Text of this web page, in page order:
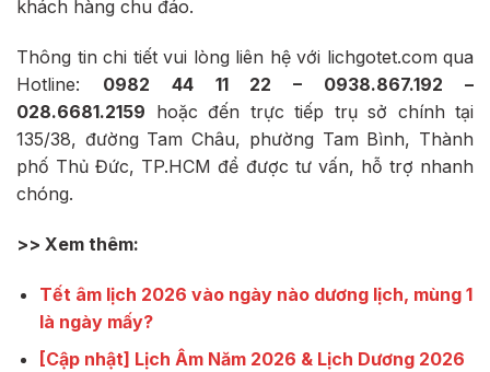
khách hàng chu đáo.
Thông tin chi tiết vui lòng liên hệ với lichgotet.com qua
Hotline: 0982 44 11 22 – 0938.867.192 –
028.6681.2159 hoặc đến trực tiếp trụ sở chính tại
135/38, đường Tam Châu, phường Tam Bình, Thành
phố Thủ Đức, TP.HCM để được tư vấn, hỗ trợ nhanh
chóng.
>> Xem thêm:
Tết âm lịch 2026 vào ngày nào dương lịch, mùng 1
là ngày mấy?
[Cập nhật] Lịch Âm Năm 2026 & Lịch Dương 2026